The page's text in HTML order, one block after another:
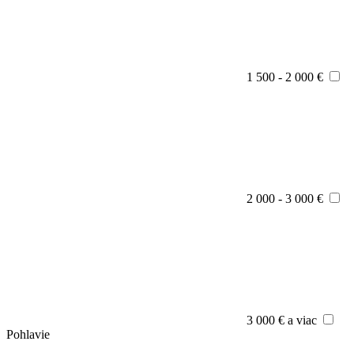
1 500 - 2 000 €
2 000 - 3 000 €
3 000 € a viac
Pohlavie